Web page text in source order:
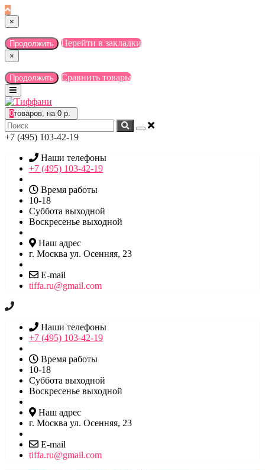
×
Продолжить Перейти в закладки
×
Продолжить Сравнить товары
0товаров, на 0 р.
+7 (495) 103-42-19
Наши телефоны
+7 (495) 103-42-19
Время работы
10-18
Суббота выходной
Воскресенье выходной
Наш адрес
г. Москва ул. Осенняя, 23
E-mail
tiffa.ru@gmail.com
Наши телефоны
+7 (495) 103-42-19
Время работы
10-18
Суббота выходной
Воскресенье выходной
Наш адрес
г. Москва ул. Осенняя, 23
E-mail
tiffa.ru@gmail.com